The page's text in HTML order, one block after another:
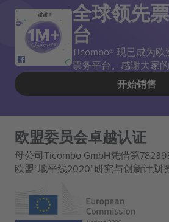
谢谢！ 全球领先
台
Ticombo® 现已成为
票务平台。感谢大家
开始销售
欧盟委员会卓越认证
母公司Ticombo GmbH凭借第
欧盟“地平线2020”研究与创新计划